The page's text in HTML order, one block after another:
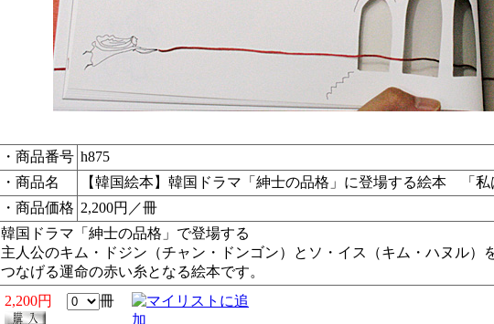
・商品番号 h875
・商品名
【韓国絵本】韓国ドラマ「紳士の品格」に登場する絵本 「私
・商品価格 2,200円／冊
韓国ドラマ「紳士の品格」で登場する
主人公のキム・ドジン（チャン・ドンゴン）とソ・イス（キム・ハヌル）
つなげる運命の赤い糸となる絵本です。
2,200円
冊